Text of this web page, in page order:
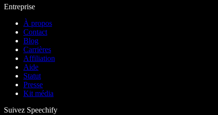
Entreprise
À propos
Contact
Blog
Carrières
Affiliation
Aide
Statut
Presse
Kit média
Suivez Speechify